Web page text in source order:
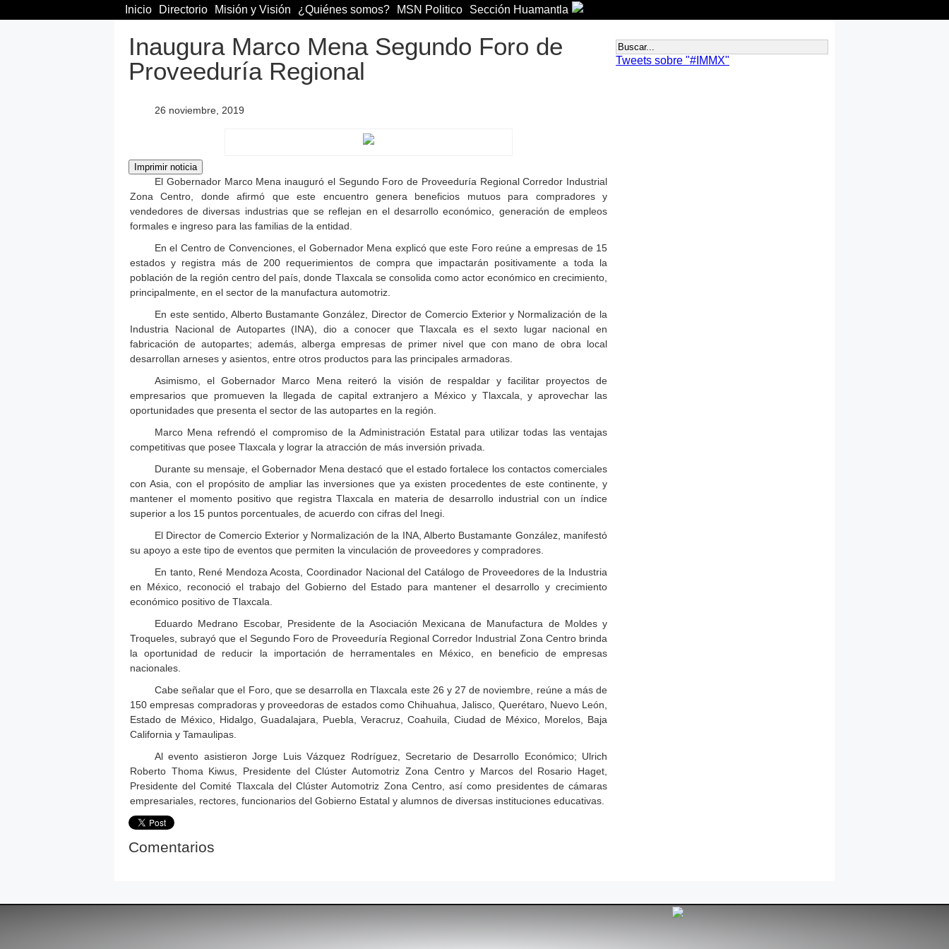
Inicio Directorio Misión y Visión ¿Quiénes somos? MSN Politico Sección Huamantla
Inaugura Marco Mena Segundo Foro de
Proveeduría Regional
26 noviembre, 2019
El Gobernador Marco Mena inauguró el Segundo Foro de Proveeduría Regional Corredor Industrial
Zona Centro, donde afirmó que este encuentro genera beneficios mutuos para compradores y
vendedores de diversas industrias que se reflejan en el desarrollo económico, generación de empleos
formales e ingreso para las familias de la entidad.
En el Centro de Convenciones, el Gobernador Mena explicó que este Foro reúne a empresas de 15
estados y registra más de 200 requerimientos de compra que impactarán positivamente a toda la
población de la región centro del país, donde Tlaxcala se consolida como actor económico en crecimiento,
principalmente, en el sector de la manufactura automotriz.
En este sentido, Alberto Bustamante González, Director de Comercio Exterior y Normalización de la
Industria Nacional de Autopartes (INA), dio a conocer que Tlaxcala es el sexto lugar nacional en
fabricación de autopartes; además, alberga empresas de primer nivel que con mano de obra local
desarrollan arneses y asientos, entre otros productos para las principales armadoras.
Asimismo, el Gobernador Marco Mena reiteró la visión de respaldar y facilitar proyectos de
empresarios que promueven la llegada de capital extranjero a México y Tlaxcala, y aprovechar las
oportunidades que presenta el sector de las autopartes en la región.
Marco Mena refrendó el compromiso de la Administración Estatal para utilizar todas las ventajas
competitivas que posee Tlaxcala y lograr la atracción de más inversión privada.
Durante su mensaje, el Gobernador Mena destacó que el estado fortalece los contactos comerciales
con Asia, con el propósito de ampliar las inversiones que ya existen procedentes de este continente, y
mantener el momento positivo que registra Tlaxcala en materia de desarrollo industrial con un índice
superior a los 15 puntos porcentuales, de acuerdo con cifras del Inegi.
El Director de Comercio Exterior y Normalización de la INA, Alberto Bustamante González, manifestó
su apoyo a este tipo de eventos que permiten la vinculación de proveedores y compradores.
En tanto, René Mendoza Acosta, Coordinador Nacional del Catálogo de Proveedores de la Industria
en México, reconoció el trabajo del Gobierno del Estado para mantener el desarrollo y crecimiento
económico positivo de Tlaxcala.
Eduardo Medrano Escobar, Presidente de la Asociación Mexicana de Manufactura de Moldes y
Troqueles, subrayó que el Segundo Foro de Proveeduría Regional Corredor Industrial Zona Centro brinda
la oportunidad de reducir la importación de herramentales en México, en beneficio de empresas
nacionales.
Cabe señalar que el Foro, que se desarrolla en Tlaxcala este 26 y 27 de noviembre, reúne a más de
150 empresas compradoras y proveedoras de estados como Chihuahua, Jalisco, Querétaro, Nuevo León,
Estado de México, Hidalgo, Guadalajara, Puebla, Veracruz, Coahuila, Ciudad de México, Morelos, Baja
California y Tamaulipas.
Al evento asistieron Jorge Luis Vázquez Rodríguez, Secretario de Desarrollo Económico; Ulrich
Roberto Thoma Kiwus, Presidente del Clúster Automotriz Zona Centro y Marcos del Rosario Haget,
Presidente del Comité Tlaxcala del Clúster Automotriz Zona Centro, así como presidentes de cámaras
empresariales, rectores, funcionarios del Gobierno Estatal y alumnos de diversas instituciones educativas.
Comentarios
Tweets sobre "#IMMX"